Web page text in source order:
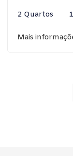
2 Quartos
Mais